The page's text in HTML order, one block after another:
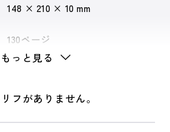
148 × 210 × 10 mm
130ページ
もっと見る
フがありません。